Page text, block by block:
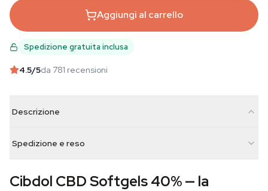
Aggiungi al carrello
Spedizione gratuita inclusa
4.5/5da 781 recensioni
Descrizione
Spedizione e reso
Cibdol CBD Softgels 40% — la